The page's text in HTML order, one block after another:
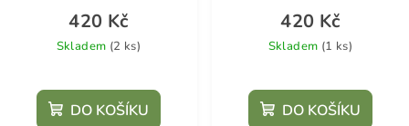
420 Kč
Skladem (2 ks)
DO KOŠÍKU
420 Kč
Skladem (1 ks)
DO KOŠÍKU